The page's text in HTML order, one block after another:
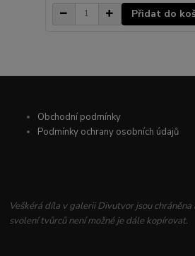
Přidat do
Obchodní podmínky
Podmínky ochrany osobních údajů
Veškérá díla v galerii Divutvor jsou
svolení tvůrců není možné je dále kopírovat.